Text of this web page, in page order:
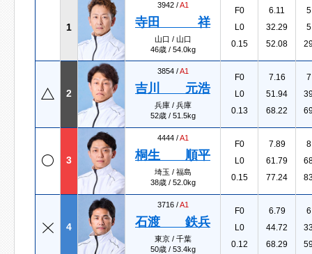
1
3942 /A1
寺田 祥
山口 / 山口
46歳 / 54.0kg
F0
L0
0.15
6.11
32.29
52.08
2
3854 /A1
吉川 元浩
兵庫 / 兵庫
52歳 / 51.5kg
F0
L0
0.13
7.16
51.94
68.22
3
4444 /A1
桐生 順平
埼玉 / 福島
38歳 / 52.0kg
F0
L0
0.15
7.89
61.79
77.24
4
3716 /A1
石渡 鉄兵
東京 / 千葉
50歳 / 53.4kg
F0
L0
0.12
6.79
44.72
68.29